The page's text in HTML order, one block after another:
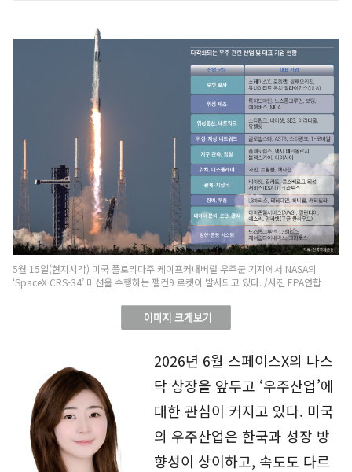
5월 15일(현지시각) 미국 플로리다주 케이프커내버럴 우주군 기지에서 NASA의
‘SpaceX CRS-34’ 미션을 수행하는 팰컨9 로켓이 발사되고 있다. /사진 EPA연합
2026년 6월 스페이스X의 나스
닥 상장을 앞두고 ‘우주산업’에
대한 관심이 커지고 있다. 미국
의 우주산업은 한국과 성장 방
향성이 상이하고, 속도도 다르